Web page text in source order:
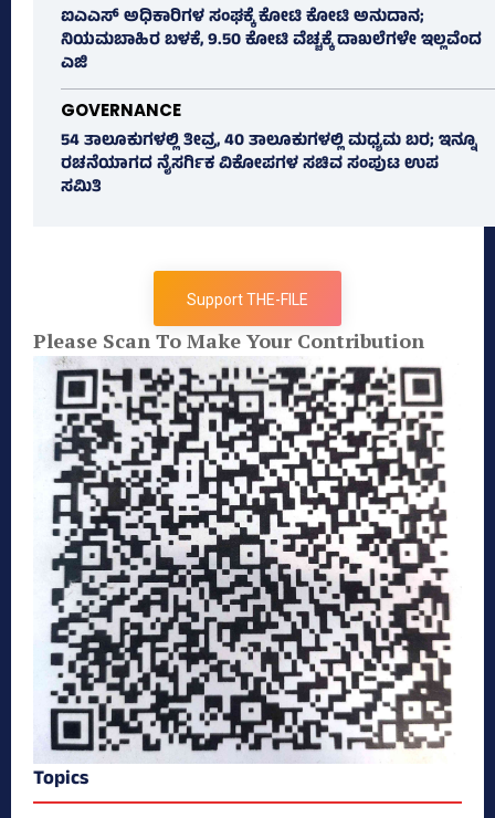
ಐಎಎಸ್‌ ಅಧಿಕಾರಿಗಳ ಸಂಘಕ್ಕೆ ಕೋಟಿ ಕೋಟಿ ಅನುದಾನ;
ನಿಯಮಬಾಹಿರ ಬಳಕೆ, 9.50 ಕೋಟಿ ವೆಚ್ಚಕ್ಕೆ ದಾಖಲೆಗಳೇ ಇಲ್ಲವೆಂದ
ಎಜಿ
GOVERNANCE
54 ತಾಲೂಕುಗಳಲ್ಲಿ ತೀವ್ರ, 40 ತಾಲೂಕುಗಳಲ್ಲಿ ಮಧ್ಯಮ ಬರ; ಇನ್ನೂ
ರಚನೆಯಾಗದ ನೈಸರ್ಗಿಕ ವಿಕೋಪಗಳ ಸಚಿವ ಸಂಪುಟ ಉಪ
ಸಮಿತಿ
Support THE-FILE
Please Scan To Make Your Contribution
Topics